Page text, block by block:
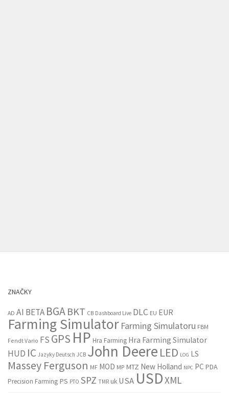
ZNAČKY
AD AI BETA BGABKT CB Dashboard Live DLC EU EUR
Farming Simulator Farming Simulatoru FBM
Fendt Vario FS GPS HP Hra Farming Hra Farming Simulator
HUD IC Jazyky Deutsch JCB John Deere LED LOG LS
Massey Ferguson MF MOD MP MTZ New Holland NPC PC PDA
Precision Farming PS PTO SPZ TMR uk USA USDXML